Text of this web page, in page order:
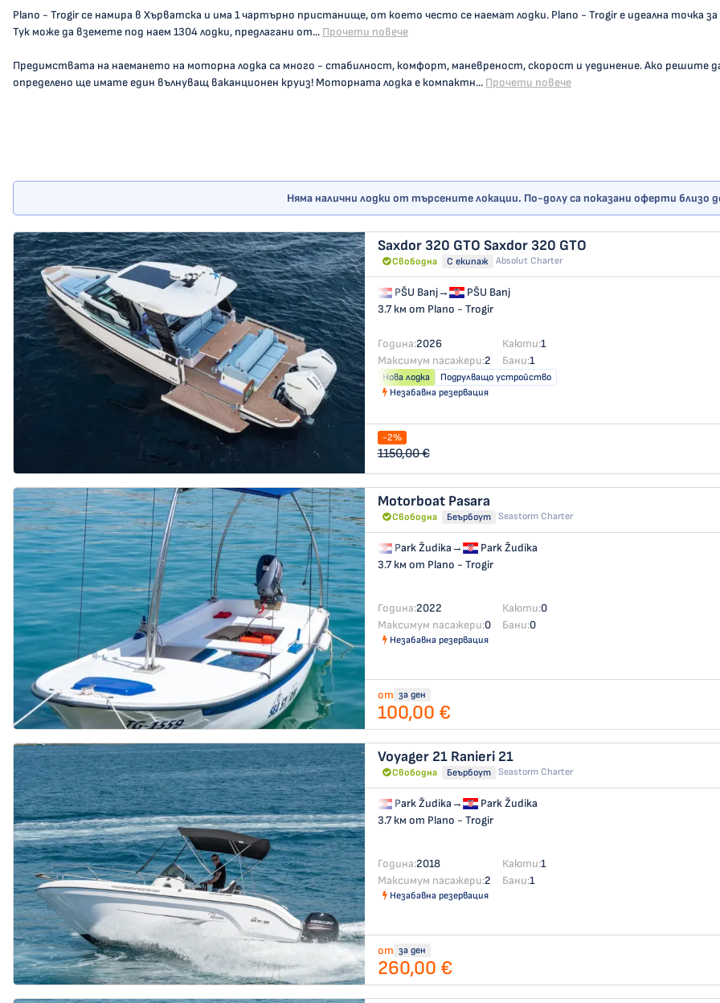
Plano - Trogir се намира в Хърватска и има 1 чартърно пристанище, от което често се наемат лодки. Plano - Trogir е идеална точка
Тук може да вземете под наем 1304 лодки, предлагани от... Прочети повече
Предимствата на наемането на моторна лодка са много - стабилност, комфорт, маневреност, скорост и уединение. Ако решите
определено ще имате един вълнуващ ваканционен круиз! Моторната лодка е компактн... Прочети повече
Няма налични лодки от търсените локации. По-долу са показани оферти близо
Saxdor 320 GTO Saxdor 320 GTO
Свободна С екипаж Absolut Charter
PŠU Banj→
PŠU Banj
3.7 км от Plano - Trogir
Година:2026 Каюти:1
Максимум пасажери:2 Бани:1
Нова лодка
Подрулващо устройство
Незабавна резервация
-2%
1150,00 €
Motorboat Pasara
Свободна Беърбоут Seastorm Charter
Park Žudika→
Park Žudika
3.7 км от Plano - Trogir
Година:2022 Каюти:0
Максимум пасажери:0 Бани:0
Незабавна резервация
от за ден
100,00 €
Voyager 21 Ranieri 21
Свободна Беърбоут Seastorm Charter
Park Žudika→
Park Žudika
3.7 км от Plano - Trogir
Година:2018 Каюти:1
Максимум пасажери:2 Бани:1
Незабавна резервация
от за ден
260,00 €